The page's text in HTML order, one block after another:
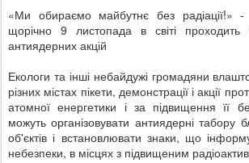
«Ми обираємо майбутнє без радіації!» -
щорічно 9 листопада в світі
антиядерних акцій
Екологи та інші небайдужі громадяни
різних містах пікети, демонстрації і акції
атомної енергетики і за підвищення її
можуть організовувати антиядерні табору
об'єктів і встановлювати знаки, що
небезпеки, в місцях з підвищеним